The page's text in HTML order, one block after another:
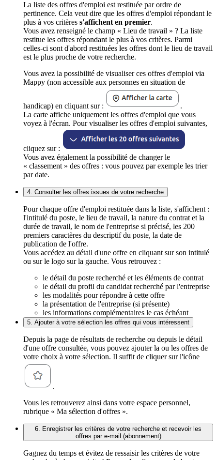
La liste des offres d'emploi est restituée par ordre de
pertinence. Cela veut dire que les offres d'emploi répondant le
plus à vos critères s'affichent en premier.
Vous avez renseigné le champ « Lieu de travail » ? La liste
restitue les offres répondant le plus à vos critères. Parmi
celles-ci sont d'abord restituées les offres dont le lieu de travail
est le plus proche de votre recherche.
Vous avez la possibilité de visualiser ces offres d'emploi via
Mappy (non accessible aux personnes en situation de
handicap) en cliquant sur :
.
La carte affiche uniquement les offres d'emploi que vous
voyez à l'écran. Pour visualiser les offres d'emploi suivantes,
cliquez sur :
Vous avez également la possibilité de changer le
« classement » des offres : vous pouvez par exemple les trier
par date.
4. Consulter les offres issues de votre recherche
Pour chaque offre d'emploi restituée dans la liste, s'affichent :
l'intitulé du poste, le lieu de travail, la nature du contrat et la
durée de travail, le nom de l'entreprise si précisé, les 200
premiers caractères du descriptif du poste, la date de
publication de l'offre.
Vous accédez au détail d'une offre en cliquant sur son intitulé
ou sur le logo sur la gauche. Vous retrouvez :
le détail du poste recherché et les éléments de contrat
le détail du profil du candidat recherché par l'entreprise
les modalités pour répondre à cette offre
la présentation de l'entreprise (si présente)
les informations complémentaires le cas échéant
5. Ajouter à votre sélection les offres qui vous intéressent
Depuis la page de résultats de recherche ou depuis le détail
d'une offre consultée, vous pouvez ajouter la ou les offres de
votre choix à votre sélection. Il suffit de cliquer sur l'icône
.
Vous les retrouverez ainsi dans votre espace personnel,
rubrique « Ma sélection d'offres ».
6. Enregistrer les critères de votre recherche et recevoir les
offres par e-mail (abonnement)
Gagnez du temps et évitez de ressaisir les critères de votre